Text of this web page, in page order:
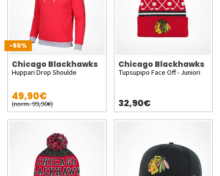
-50%
Chicago Blackhawks
Huppari Drop Shoulde
49,90€
(norm. 99,90€)
Chicago Blackhawks
Tupsupipo Face Off - Juniori
32,90€